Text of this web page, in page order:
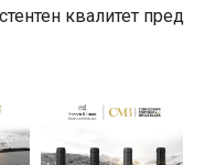
квалитет пред